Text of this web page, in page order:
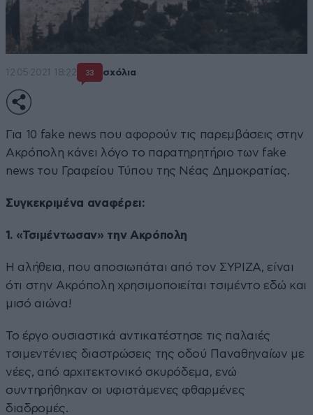
12·05·2021 18:22 33 σχόλια
Για 10 fake news που αφορούν τις παρεμβάσεις στην
Ακρόπολη κάνει λόγο το παρατηρητήριο των fake
news του Γραφείου Τύπου της Νέας Δημοκρατίας.
Συγκεκριμένα αναφέρει:
1. «Τσιμέντωσαν» την Ακρόπολη
Η αλήθεια, που αποσιωπάται από τον ΣΥΡΙΖΑ, είναι
ότι στην Ακρόπολη χρησιμοποιείται τσιμέντο εδώ και
μισό αιώνα!
Το έργο ουσιαστικά αντικατέστησε τις παλαιές
τσιμεντένιες διαστρώσεις της οδού Παναθηναίων με
νέες, από αρχιτεκτονικό σκυρόδεμα, ενώ
συντηρήθηκαν οι υφιστάμενες φθαρμένες
διαδρομές.